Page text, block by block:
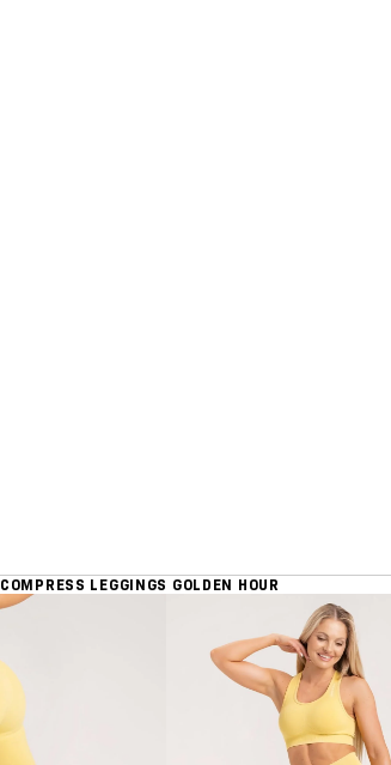
COMPRESS LEGGINGS GOLDEN HOUR